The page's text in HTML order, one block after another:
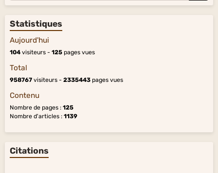
Statistiques
Aujourd'hui
104 visiteurs - 125 pages vues
Total
958767 visiteurs - 2335443 pages vues
Contenu
Nombre de pages : 125
Nombre d'articles : 1139
Citations